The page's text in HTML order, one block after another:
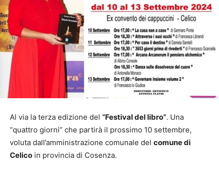
Al via la terza edizione del “Festival del libro”. Una
“quattro giorni” che partirà il prossimo 10 settembre,
voluta dall’amministrazione comunale del comune di
Celico in provincia di Cosenza.